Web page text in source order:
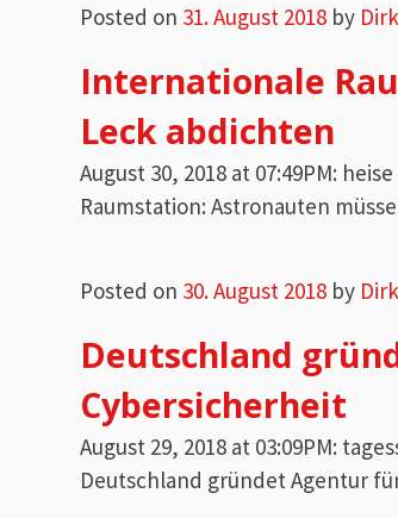
Posted on 31. August 2018 by
Internationale
Leck abdichten
August 30, 2018 at 07:49PM:
Raumstation: Astronauten
Posted on 30. August 2018 by
Deutschland
Cybersicherheit
August 29, 2018 at 03:09PM:
Deutschland gründet Agentur